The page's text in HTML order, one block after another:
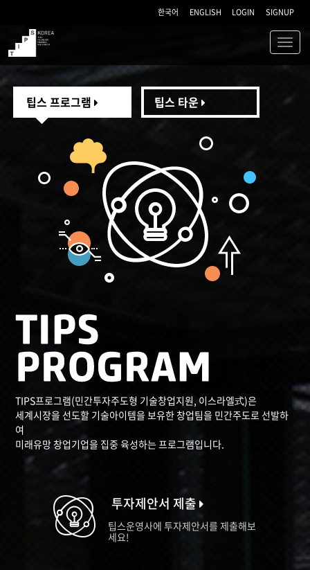
한국어 ENGLISH LOGIN SIGNUP
TIPS
팁스 프로그램 팁스 타운
TIPS프로그램(민간투자주도형 기술창업지원, 이스라엘式)은
세계시장을 선도할 기술아이템을 보유한 창업팀을 민간주도로 선발하
여
미래유망 창업기업을 집중 육성하는 프로그램입니다.
투자제안서 제출
팁스운영사에 투자제안서를 제출해보
세요!